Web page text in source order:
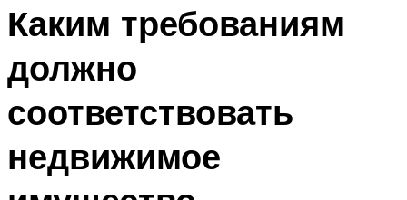
Каким требованиям
должно
соответствовать
недвижимое